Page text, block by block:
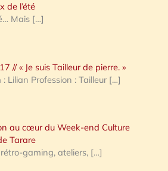
de l’été
Mais […]
// « Je suis Tailleur de pierre. »
: Lilian Profession : Tailleur […]
au cœur du Week-end Culture
Tarare
rétro-gaming, ateliers, […]